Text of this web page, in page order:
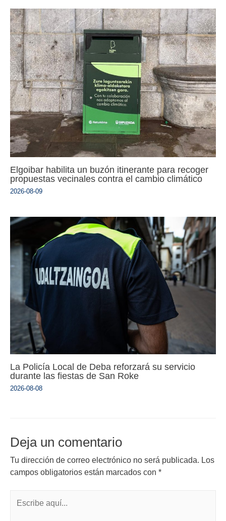
Elgoibar habilita un buzón itinerante para recoger
propuestas vecinales contra el cambio climático
2026-08-09
La Policía Local de Deba reforzará su servicio
durante las fiestas de San Roke
2026-08-08
Deja un comentario
Tu dirección de correo electrónico no será publicada. Los
campos obligatorios están marcados con *